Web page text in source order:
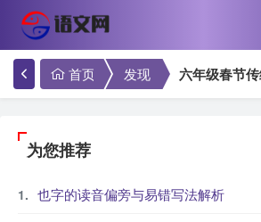
首页 发现 六年级春节
为您推荐
也字的读音偏旁与易错写法解析